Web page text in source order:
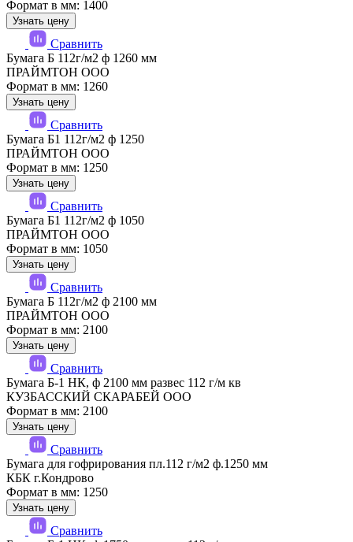
Формат в мм: 1400
Узнать цену
Сравнить
Бумага Б 112г/м2 ф 1260 мм
ПРАЙМТОН ООО
Формат в мм: 1260
Узнать цену
Сравнить
Бумага Б1 112г/м2 ф 1250
ПРАЙМТОН ООО
Формат в мм: 1250
Узнать цену
Сравнить
Бумага Б1 112г/м2 ф 1050
ПРАЙМТОН ООО
Формат в мм: 1050
Узнать цену
Сравнить
Бумага Б 112г/м2 ф 2100 мм
ПРАЙМТОН ООО
Формат в мм: 2100
Узнать цену
Сравнить
Бумага Б-1 НК, ф 2100 мм развес 112 г/м кв
КУЗБАССКИЙ СКАРАБЕЙ ООО
Формат в мм: 2100
Узнать цену
Сравнить
Бумага для гофрирования пл.112 г/м2 ф.1250 мм
КБК г.Кондрово
Формат в мм: 1250
Узнать цену
Сравнить